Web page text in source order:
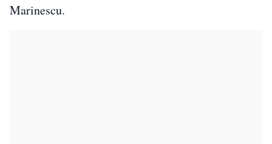
Marinescu.